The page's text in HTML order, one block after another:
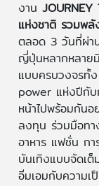
งาน
แห่งชาติ รวมพลั
ตลอด 3 วันที่ผ่า
ญี่ปุ่นหลากหลาย
แบบครบวงจรทั้
power แห่งปีกับ
หน้าไปพร้อมกัน
ลงทุน ร่วมมือท
อาหาร แฟชั่น ก
บันเทิงแบบจัดเ
อิ่มเอมกับความ